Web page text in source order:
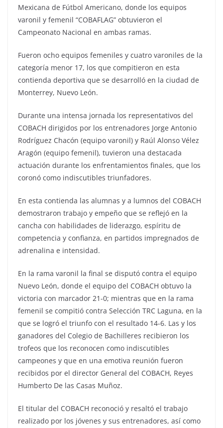
Mexicana de Fútbol Americano, donde los equipos
varonil y femenil “COBAFLAG” obtuvieron el
Campeonato Nacional en ambas ramas.
Fueron ocho equipos femeniles y cuatro varoniles de la
categoría menor 17, los que compitieron en esta
contienda deportiva que se desarrolló en la ciudad de
Monterrey, Nuevo León.
Durante una intensa jornada los representativos del
COBACH dirigidos por los entrenadores Jorge Antonio
Rodríguez Chacón (equipo varonil) y Raúl Alonso Vélez
Aragón (equipo femenil), tuvieron una destacada
actuación durante los enfrentamientos finales, que los
coronó como indiscutibles triunfadores.
En esta contienda las alumnas y a lumnos del COBACH
demostraron trabajo y empeño que se reflejó en la
cancha con habilidades de liderazgo, espíritu de
competencia y confianza, en partidos impregnados de
adrenalina e intensidad.
En la rama varonil la final se disputó contra el equipo
Nuevo León, donde el equipo del COBACH obtuvo la
victoria con marcador 21-0; mientras que en la rama
femenil se compitió contra Selección TRC Laguna, en la
que se logró el triunfo con el resultado 14-6. Las y los
ganadores del Colegio de Bachilleres recibieron los
trofeos que los reconocen como indiscutibles
campeones y que en una emotiva reunión fueron
recibidos por el director General del COBACH, Reyes
Humberto De las Casas Muñoz.
El titular del COBACH reconoció y resaltó el trabajo
realizado por los jóvenes y sus entrenadores, así como